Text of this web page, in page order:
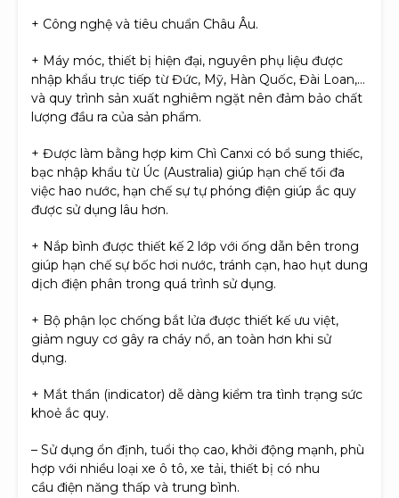
+ Công nghệ và tiêu chuẩn Châu Âu.
+ Máy móc, thiết bị hiện đại, nguyên phụ liệu được
nhập khẩu trực tiếp từ Đức, Mỹ, Hàn Quốc, Đài Loan,…
và quy trình sản xuất nghiêm ngặt nên đảm bảo chất
lượng đầu ra của sản phẩm.
+ Được làm bằng hợp kim Chì Canxi có bổ sung thiếc,
bạc nhập khẩu từ Úc (Australia) giúp hạn chế tối đa
việc hao nước, hạn chế sự tự phóng điện giúp ắc quy
được sử dụng lâu hơn.
+ Nắp bình được thiết kế 2 lớp với ống dẫn bên trong
giúp hạn chế sự bốc hơi nước, tránh cạn, hao hụt dung
dịch điện phân trong quá trình sử dụng.
+ Bộ phận lọc chống bắt lửa được thiết kế ưu việt,
giảm nguy cơ gây ra cháy nổ, an toàn hơn khi sử
dụng.
+ Mắt thần (indicator) dễ dàng kiểm tra tình trạng sức
khoẻ ắc quy.
– Sử dụng ổn định, tuổi thọ cao, khởi động mạnh, phù
hợp với nhiều loại xe ô tô, xe tải, thiết bị có nhu
cầu điện năng thấp và trung bình.